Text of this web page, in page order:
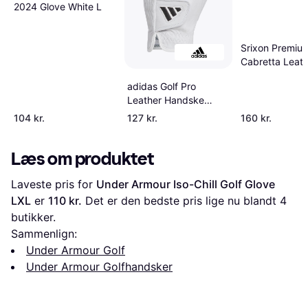
2024 Glove White L
104 kr.
adidas Golf Pro
Leather Handske
Single White Black
127 kr.
Srixon
Cabretta
160 kr.
Læs om produktet
Laveste pris for Under Armour Iso-Chill Golf Glove
LXL er 110 kr. Det er den bedste pris lige nu blandt 4
butikker.
Sammenlign:
Under Armour Golf
Under Armour Golfhandsker